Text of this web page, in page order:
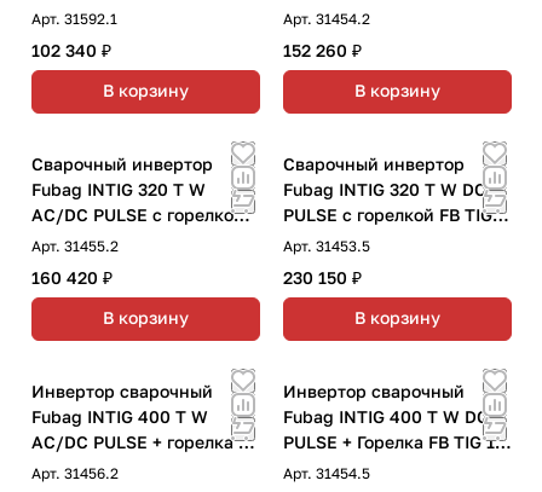
26 5P
Арт. 31592.1
102 340 ₽
В корзину
5P 4m
Арт. 31454.2
152 260 ₽
В корзину
Сварочный инвертор
Fubag INTIG 320 T W
AC/DC PULSE с горелкой
FB TIG 26 5P 4m
Арт. 31455.2
160 420 ₽
В корзину
Сварочный инвертор
Fubag INTIG 320 T W DC
PULSE с горелкой FB TIG
18 5P 4m, модулем
Арт. 31453.5
230 150 ₽
В корзину
Инвертор сварочный
Fubag INTIG 400 T W
AC/DC PULSE + горелка FB
TIG 26 5P 4m
Арт. 31456.2
Инвертор сварочный
Fubag INTIG 400 T W DC
PULSE + Горелка FB TIG 18
5P 4m + Блок жидкостного
Арт. 31454.5